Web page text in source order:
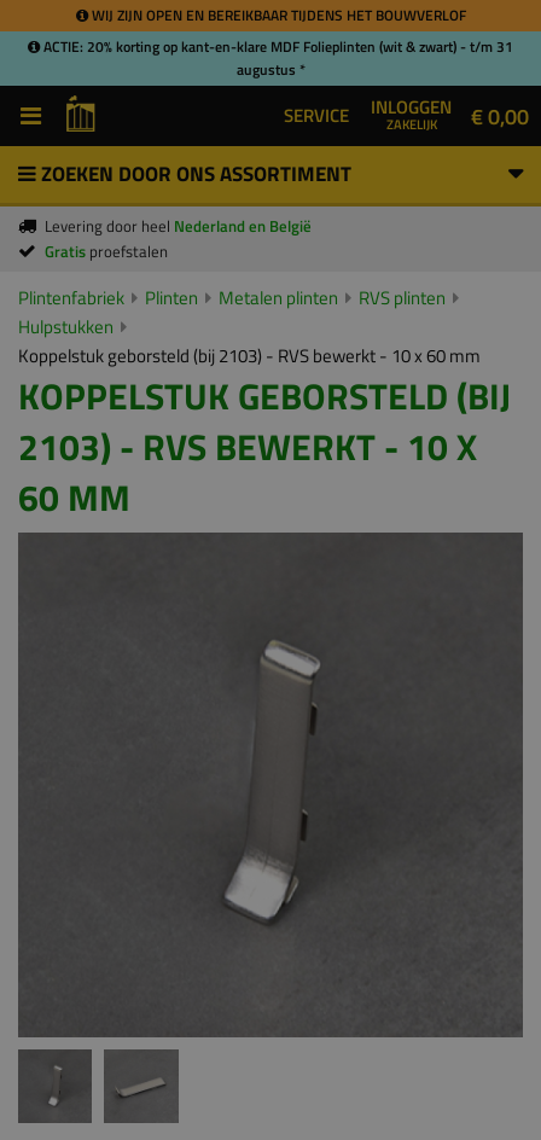
WIJ ZIJN OPEN EN BEREIKBAAR TIJDENS HET BOUWVERLOF
ACTIE: 20% korting op kant-en-klare MDF Folieplinten (wit & zwart) - t/m 31
augustus *
SERVICE INLOGGEN
ZAKELIJK € 0,00
ZOEKEN DOOR ONS ASSORTIMENT
Levering door heel Nederland en België
Gratis proefstalen
Plintenfabriek Plinten Metalen plinten
RVS plinten
Hulpstukken
Koppelstuk geborsteld (bij 2103) - RVS bewerkt - 10 x 60 mm
KOPPELSTUK GEBORSTELD (BIJ
2103) - RVS BEWERKT - 10 X
60 MM